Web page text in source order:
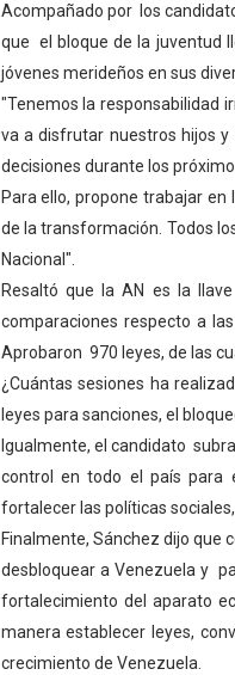
Cmdnna
Comunas de
Arrancó
Plan
Venezuela
Mérida
Complejo
Arnaldo
Corposalud
Acompañado por los
que el bloque de la juventud
jóvenes merideños en sus
"Tenemos la responsabilidad
va a disfrutar nuestros hijos
decisiones durante los
Para ello, propone trabajar
de la transformación. Todos
Nacional".
Resaltó que la AN es la
comparaciones respecto a
Aprobaron 970 leyes, de las
¿Cuántas sesiones ha
leyes para sanciones, el
Igualmente, el candidato
control en todo el país para
fortalecer las políticas
Finalmente, Sánchez dijo
desbloquear a Venezuela y
fortalecimiento del aparato
manera establecer leyes,
crecimiento de Venezuela.